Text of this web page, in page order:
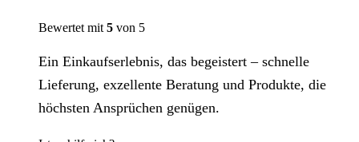
Bewertet mit 5 von 5
Ein Einkaufserlebnis, das begeistert – schnelle
Lieferung, exzellente Beratung und Produkte, die
höchsten Ansprüchen genügen.